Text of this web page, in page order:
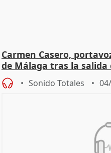
Carmen Casero,
de Málaga tras la salida
Sonido Totales